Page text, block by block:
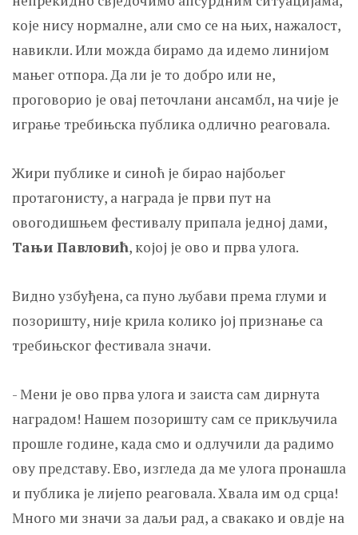
које нису нормалне, али смо се на њих, нажалост,
навикли. Или можда бирамо да идемо линијом
мањег отпора. Да ли је то добро или не,
проговорио је овај петочлани ансамбл, на чије је
играње требињска публика одлично реаговала.
Жири публике и синоћ је бирао најбољег
протагонисту, а награда је први пут на
овогодишњем фестивалу припала једној дами,
Тањи Павловић, којој је ово и прва улога.
Видно узбуђена, са пуно љубави према глуми и
позоришту, није крила колико јој признање са
требињског фестивала значи.
- Мени је ово прва улога и заиста сам дирнута
наградом! Нашем позоришту сам се прикључила
прошле године, када смо и одлучили да радимо
ову представу. Ево, изгледа да ме улога пронашла
и публика је лијепо реаговала. Хвала им од срца!
Много ми значи за даљи рад, а свакако и овдје на